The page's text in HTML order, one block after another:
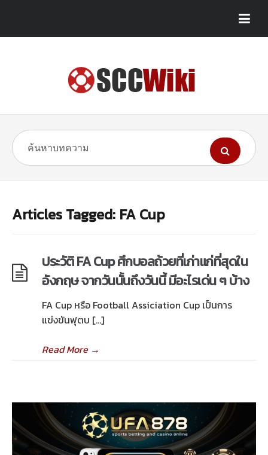
Articles Tagged: FA Cup
ประวัติ FA Cup ศึกบอลถ้วยที่เก่าแก่ที่สุดใน
อังกฤษ จากวันนั้นถึงวันนี้ มีอะไรเด่น ๆ บ้าง
FA Cup หรือ Football Assiciation Cup เป็นการ
แข่งขันฟุตบ […]
Read More→